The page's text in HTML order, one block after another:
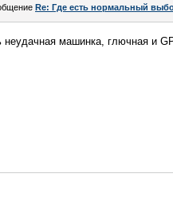
Re: Где есть нормальный
неудачная машинка, глючная и